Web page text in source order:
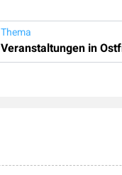
Thema
Veranstaltungen in